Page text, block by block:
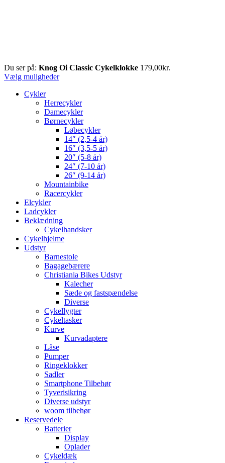
Du ser på: Knog Oi Classic Cykelklokke 179,00kr.
Vælg muligheder
Cykler
Herrecykler
Damecykler
Børnecykler
Løbecykler
14″ (2,5-4 år)
16″ (3,5-5 år)
20″ (5-8 år)
24″ (7-10 år)
26″ (9-14 år)
Mountainbike
Racercykler
Elcykler
Ladcykler
Beklædning
Cykelhandsker
Cykelhjelme
Udstyr
Barnestole
Bagagebærere
Christiania Bikes Udstyr
Kalecher
Sæde og fastspændelse
Diverse
Cykellygter
Cykeltasker
Kurve
Kurvadaptere
Låse
Pumper
Ringeklokker
Sadler
Smartphone Tilbehør
Tyverisikring
Diverse udstyr
woom tilbehør
Reservedele
Batterier
Display
Oplader
Cykeldæk